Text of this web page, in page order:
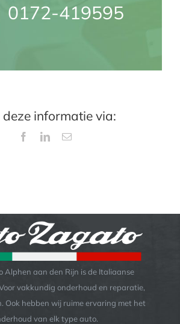
0172-419595
deze informatie via:
FacebookLinkedIn
E-
Alphen aan den Rijn is de Italiaanse
vakkundig onderhoud en reparatie,
Ook hebben wij ruime ervaring met het
van elk type auto.